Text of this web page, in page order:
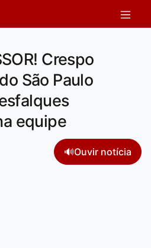
Crespo
São Paulo
equipe
🔊Ouvir notícia